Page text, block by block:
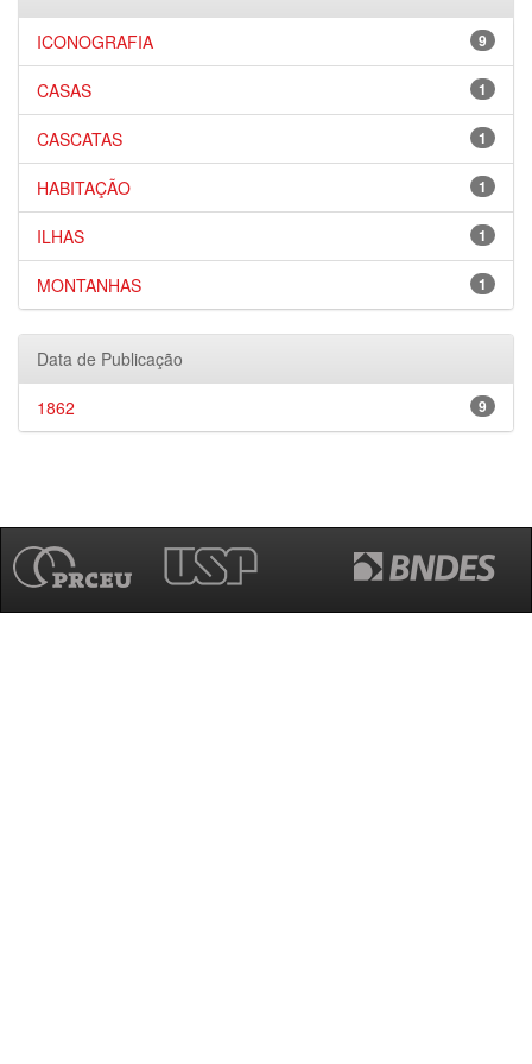
9
ICONOGRAFIA
1
CASAS
1
CASCATAS
1
HABITAÇÃO
1
ILHAS
1
MONTANHAS
Data de Publicação
9
1862